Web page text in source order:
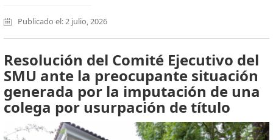
Publicado el: 2 julio, 2026
Resolución del Comité Ejecutivo del
SMU ante la preocupante situación
generada por la imputación de una
colega por usurpación de título